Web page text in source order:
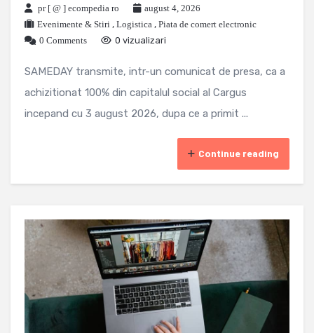
pr [ @ ] ecompedia ro
august 4, 2026
Evenimente & Stiri , Logistica , Piata de comert electronic
0 Comments
0 vizualizari
SAMEDAY transmite, intr-un comunicat de presa, ca a
achizitionat 100% din capitalul social al Cargus
incepand cu 3 august 2026, dupa ce a primit ...
Continue reading